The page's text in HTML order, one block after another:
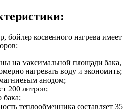
бойлер косвенного нагрева имеет
на максимальной площади бака,
нагревать воду и экономить;
анодом;
200 литров;
бака;
теплообменника составляет 35